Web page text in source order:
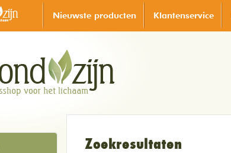
Nieuwste producten Klantenservice
Zoekresultaten